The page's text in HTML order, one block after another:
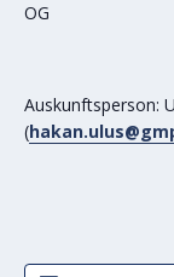
OG
Auskunftsperson:
(